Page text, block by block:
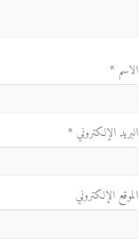
الاسم *
البريد الإلكتروني *
الموقع الإلكتروني